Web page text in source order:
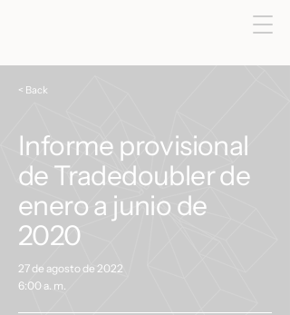
< Back
Informe provisional
de Tradedoubler de
enero a junio de
2020
27 de agosto de 2022
6:00 a. m.